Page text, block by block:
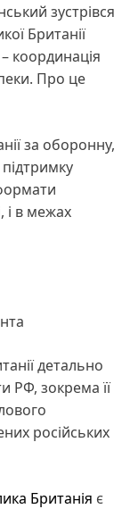
зустрівся
Британії
координація
Про це
за оборонну,
і в межах
детально
РФ, зокрема її
російських
Британія є